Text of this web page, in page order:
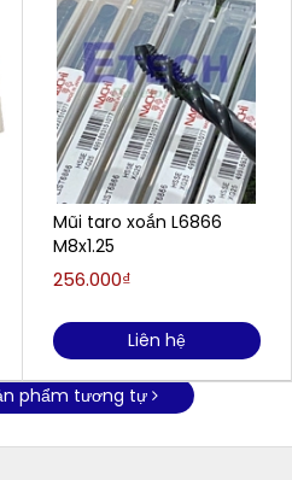
Mũi taro xoắn L6866
M8x1.25
256.000₫
Liên hệ
phẩm tương tự